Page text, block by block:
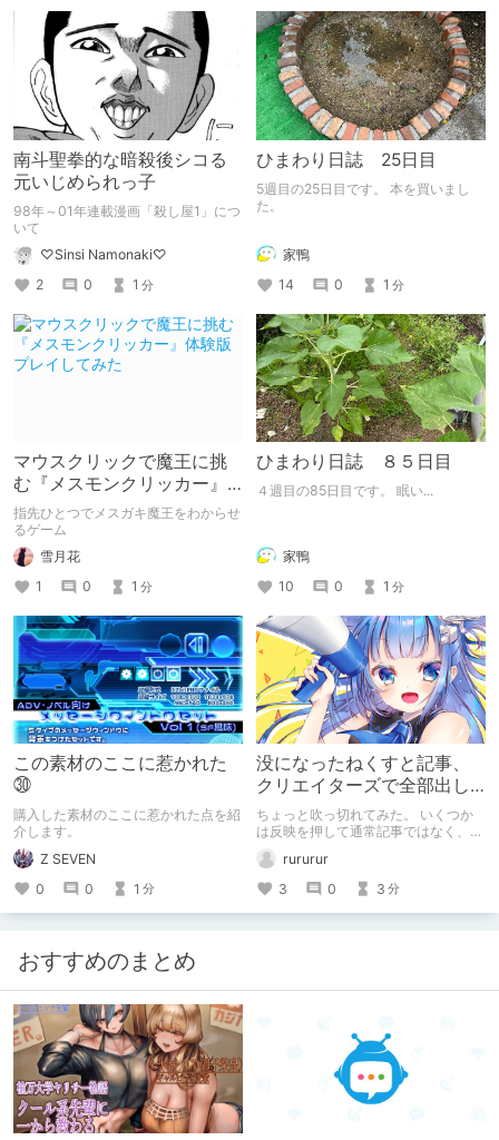
に、ねくすと外して入れます。
南斗聖拳的な暗殺後シコる
元いじめられっ子
98年～01年連載漫画「殺し屋1」につ
いて
♡Sinsi Namonaki♡
2
0 1 分
ひまわり日誌 25日目
5週目の25日目です。 本を買いまし
た。
家鴨
14
0 1 分
マウスクリックで魔王に挑
む『メスモンクリッカー』
体験版プレイしてみた
指先ひとつでメスガキ魔王をわからせ
るゲーム
雪月花
1
0 1 分
ひまわり日誌 ８５日目
４週目の85日目です。 眠い...
家鴨
10
0 1 分
この素材のここに惹かれた
㉚
購入した素材のここに惹かれた点を紹
介します。
Z SEVEN
0
0 1 分
没になったねくすと記事、
クリエイターズで全部出し
てみます。
ちょっと吹っ切れてみた。 いくつか
は反映を押して通常記事ではなく、ク
リエイター記事として出してみようか
なと。rururur
3
0 3 分
おすすめのまとめ